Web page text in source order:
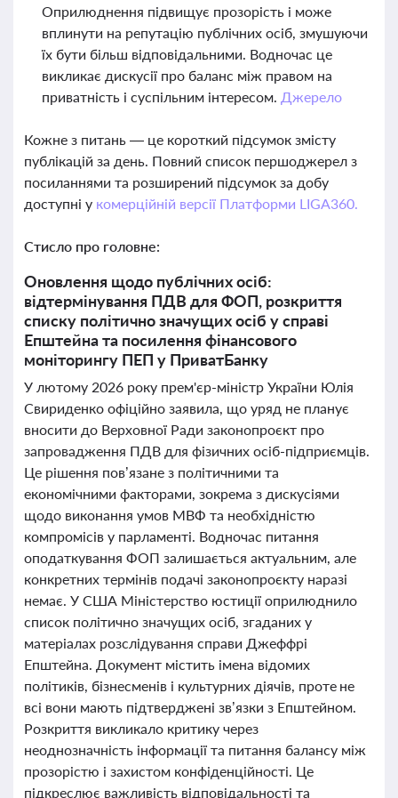
Оприлюднення підвищує прозорість і може
вплинути на репутацію публічних осіб, змушуючи
їх бути більш відповідальними. Водночас це
викликає дискусії про баланс між правом на
приватність і суспільним інтересом. Джерело
Кожне з питань — це короткий підсумок змісту
публікацій за день. Повний список першоджерел з
посиланнями та розширений підсумок за добу
доступні у комерційній версії Платформи LIGA360.
Стисло про головне:
Оновлення щодо публічних осіб:
відтермінування ПДВ для ФОП, розкриття
списку політично значущих осіб у справі
Епштейна та посилення фінансового
моніторингу ПЕП у ПриватБанку
У лютому 2026 року прем'єр-міністр України Юлія
Свириденко офіційно заявила, що уряд не планує
вносити до Верховної Ради законопроєкт про
запровадження ПДВ для фізичних осіб-підприємців.
Це рішення пов’язане з політичними та
економічними факторами, зокрема з дискусіями
щодо виконання умов МВФ та необхідністю
компромісів у парламенті. Водночас питання
оподаткування ФОП залишається актуальним, але
конкретних термінів подачі законопроєкту наразі
немає. У США Міністерство юстиції оприлюднило
список політично значущих осіб, згаданих у
матеріалах розслідування справи Джеффрі
Епштейна. Документ містить імена відомих
політиків, бізнесменів і культурних діячів, проте не
всі вони мають підтверджені зв’язки з Епштейном.
Розкриття викликало критику через
неоднозначність інформації та питання балансу між
прозорістю і захистом конфіденційності. Це
підкреслює важливість відповідальності та